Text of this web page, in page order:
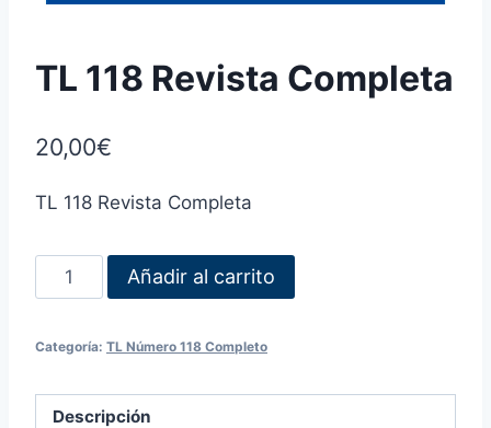
TL 118 Revista Completa
20,00€
TL 118 Revista Completa
Añadir al carrito
Categoría: TL Número 118 Completo
Descripción